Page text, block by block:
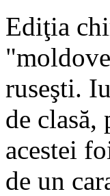
Ediţia
ruseşti.
de
acestei
de un